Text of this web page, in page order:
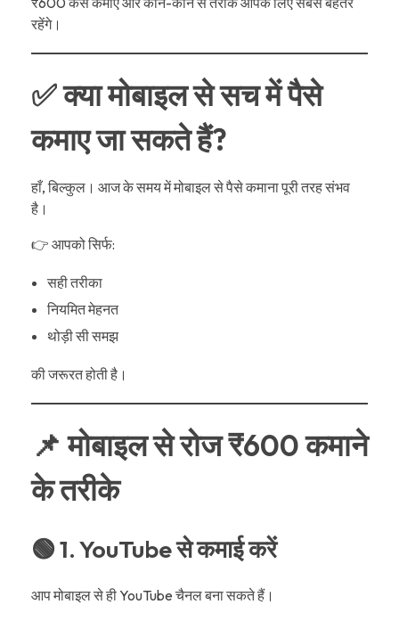
रहेंगे।
✅ क्या मोबाइल से सच में पैसे
कमाए जा सकते हैं?
हाँ, बिल्कुल। आज के समय में मोबाइल से पैसे कमाना पूरी तरह संभव
है।
👉 आपको सिर्फ:
सही तरीका
नियमित मेहनत
थोड़ी सी समझ
की जरूरत होती है।
📌 मोबाइल से रोज ₹600 कमाने
के तरीके
🟢 1. YouTube से कमाई करें
आप मोबाइल से ही YouTube चैनल बना सकते हैं।